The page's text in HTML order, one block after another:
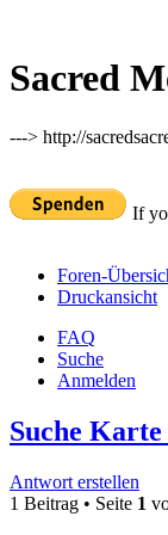
Sacred
---> http://
If
Foren-
Druckansicht
FAQ
Suche
Anmelden
Suche
Antwort erstellen
1 Beitrag • Seite 1